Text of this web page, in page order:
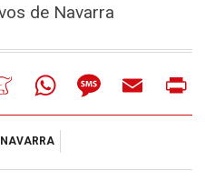
de Navarra
MeneameWhatsAppMessageEmail